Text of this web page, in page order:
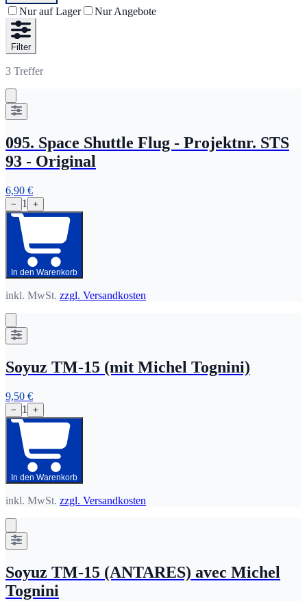
Nur auf Lager Nur Angebote
Filter
3 Treffer
095. Space Shuttle Flug - Projektnr. STS
93 - Original
6,90 €
− 1 +
In den Warenkorb
inkl. MwSt. zzgl. Versandkosten
Soyuz TM-15 (mit Michel Tognini)
9,50 €
− 1 +
In den Warenkorb
inkl. MwSt. zzgl. Versandkosten
Soyuz TM-15 (ANTARES) avec Michel
Tognini